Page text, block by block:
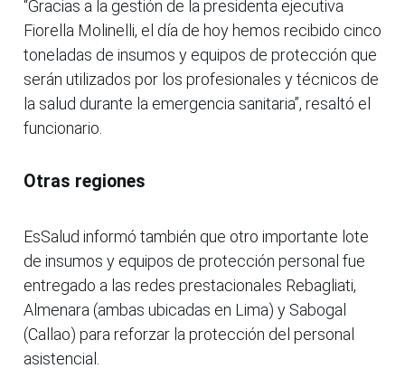
“Gracias a la gestión de la presidenta ejecutiva
Fiorella Molinelli, el día de hoy hemos recibido cinco
toneladas de insumos y equipos de protección que
serán utilizados por los profesionales y técnicos de
la salud durante la emergencia sanitaria”, resaltó el
funcionario.
Otras regiones
EsSalud informó también que otro importante lote
de insumos y equipos de protección personal fue
entregado a las redes prestacionales Rebagliati,
Almenara (ambas ubicadas en Lima) y Sabogal
(Callao) para reforzar la protección del personal
asistencial.